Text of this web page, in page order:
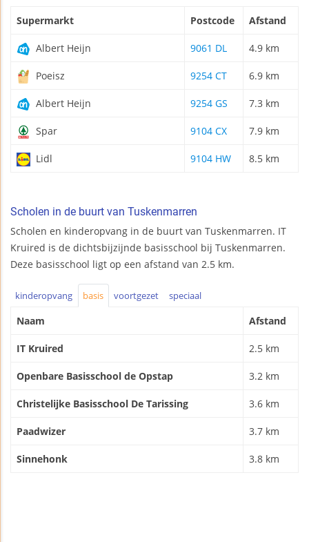
Supermarkt Postcode Afstand
Albert Heijn 9061 DL 4.9 km
Poeisz 9254 CT 6.9 km
Albert Heijn 9254 GS 7.3 km
Spar 9104 CX 7.9 km
Lidl 9104 HW 8.5 km
Scholen in de buurt van Tuskenmarren
Scholen en kinderopvang in de buurt van Tuskenmarren. IT
Kruired is de dichtsbijzijnde basisschool bij Tuskenmarren.
Deze basisschool ligt op een afstand van 2.5 km.
kinderopvang basis voortgezet speciaal
Naam Afstand
IT Kruired 2.5 km
Openbare Basisschool de Opstap 3.2 km
Christelijke Basisschool De Tarissing 3.6 km
Paadwizer 3.7 km
Sinnehonk 3.8 km